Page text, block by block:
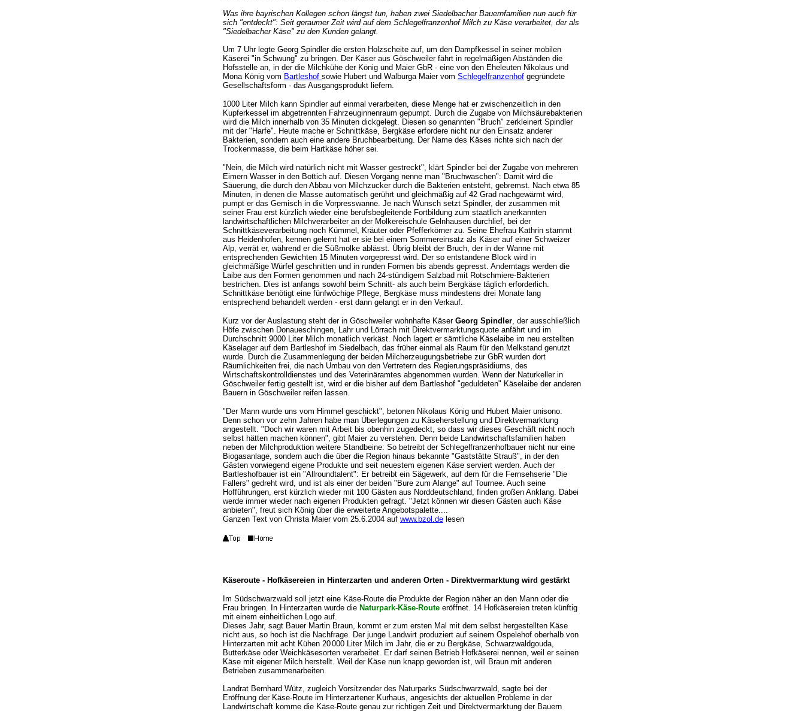
Was ihre bayrischen Kollegen schon längst tun, haben zwei Siedelbacher Bauernfamilien nun auch für
sich "entdeckt": Seit geraumer Zeit wird auf dem Schlegelfranzenhof Milch zu Käse verarbeitet, der als
"Siedelbacher Käse" zu den Kunden gelangt.
Um 7 Uhr legte Georg Spindler die ersten Holzscheite auf, um den Dampfkessel in seiner mobilen
Käserei "in Schwung" zu bringen. Der Käser aus Göschweiler fährt in regelmäßigen Abständen die
Hofsstelle an, in der die Milchkühe der König und Maier GbR - eine von den Eheleuten Nikolaus und
Mona König vom Bartleshof sowie Hubert und Walburga Maier vom Schlegelfranzenhof gegründete
Gesellschaftsform - das Ausgangsprodukt liefern.
1000 Liter Milch kann Spindler auf einmal verarbeiten, diese Menge hat er zwischenzeitlich in den
Kupferkessel im abgetrennten Fahrzeuginnenraum gepumpt. Durch die Zugabe von Milchsäurebakterien
wird die Milch innerhalb von 35 Minuten dickgelegt. Diesen so genannten "Bruch" zerkleinert Spindler
mit der "Harfe". Heute mache er Schnittkäse, Bergkäse erfordere nicht nur den Einsatz anderer
Bakterien, sondern auch eine andere Bruchbearbeitung. Der Name des Käses richte sich nach der
Trockenmasse, die beim Hartkäse höher sei.
"Nein, die Milch wird natürlich nicht mit Wasser gestreckt", klärt Spindler bei der Zugabe von mehreren
Eimern Wasser in den Bottich auf. Diesen Vorgang nenne man "Bruchwaschen": Damit wird die
Säuerung, die durch den Abbau von Milchzucker durch die Bakterien entsteht, gebremst. Nach etwa 85
Minuten, in denen die Masse automatisch gerührt und gleichmäßig auf 42 Grad nachgewärmt wird,
pumpt er das Gemisch in die Vorpresswanne. Je nach Wunsch setzt Spindler, der zusammen mit
seiner Frau erst kürzlich wieder eine berufsbegleitende Fortbildung zum staatlich anerkannten
landwirtschaftlichen Milchverarbeiter an der Molkereischule Gelnhausen durchlief, bei der
Schnittkäseverarbeitung noch Kümmel, Kräuter oder Pfefferkörner zu. Seine Ehefrau Kathrin stammt
aus Heidenhofen, kennen gelernt hat er sie bei einem Sommereinsatz als Käser auf einer Schweizer
Alp, verrät er, während er die Süßmolke ablässt. Übrig bleibt der Bruch, der in der Wanne mit
entsprechenden Gewichten 15 Minuten vorgepresst wird. Der so entstandene Block wird in
gleichmäßige Würfel geschnitten und in runden Formen bis abends gepresst. Anderntags werden die
Laibe aus den Formen genommen und nach 24-stündigem Salzbad mit Rotschmiere-Bakterien
bestrichen. Dies ist anfangs sowohl beim Schnitt- als auch beim Bergkäse täglich erforderlich.
Schnittkäse benötigt eine fünfwöchige Pflege, Bergkäse muss mindestens drei Monate lang
entsprechend behandelt werden - erst dann gelangt er in den Verkauf.
Kurz vor der Auslastung steht der in Göschweiler wohnhafte Käser Georg Spindler, der ausschließlich
Höfe zwischen Donaueschingen, Lahr und Lörrach mit Direktvermarktungsquote anfährt und im
Durchschnitt 9000 Liter Milch monatlich verkäst. Noch lagert er sämtliche Käselaibe im neu erstellten
Käselager auf dem Bartleshof im Siedelbach, das früher einmal als Raum für den Melkstand genutzt
wurde. Durch die Zusammenlegung der beiden Milcherzeugungsbetriebe zur GbR wurden dort
Räumlichkeiten frei, die nach Umbau von den Vertretern des Regierungspräsidiums, des
Wirtschaftskontrolldienstes und des Veterinäramtes abgenommen wurden. Wenn der Naturkeller in
Göschweiler fertig gestellt ist, wird er die bisher auf dem Bartleshof "geduldeten" Käselaibe der anderen
Bauern in Göschweiler reifen lassen.
"Der Mann wurde uns vom Himmel geschickt", betonen Nikolaus König und Hubert Maier unisono.
Denn schon vor zehn Jahren habe man Überlegungen zu Käseherstellung und Direktvermarktung
angestellt. "Doch wir waren mit Arbeit bis obenhin zugedeckt, so dass wir dieses Geschäft nicht noch
selbst hätten machen können", gibt Maier zu verstehen. Denn beide Landwirtschaftsfamilien haben
neben der Milchproduktion weitere Standbeine: So betreibt der Schlegelfranzenhofbauer nicht nur eine
Biogasanlage, sondern auch die über die Region hinaus bekannte "Gaststätte Strauß", in der den
Gästen vorwiegend eigene Produkte und seit neuestem eigenen Käse serviert werden. Auch der
Bartleshofbauer ist ein "Allroundtalent": Er betreibt ein Sägewerk, auf dem für die Fernsehserie "Die
Fallers" gedreht wird, und ist als einer der beiden "Bure zum Alange" auf Tournee. Auch seine
Hofführungen, erst kürzlich wieder mit 100 Gästen aus Norddeutschland, finden großen Anklang. Dabei
werde immer wieder nach eigenen Produkten gefragt. "Jetzt können wir diesen Gästen auch Käse
anbieten", freut sich König über die erweiterte Angebotspalette....
Ganzen Text von Christa Maier vom 25.6.2004 auf www.bzol.de lesen
Käseroute - Hofkäsereien in Hinterzarten und anderen Orten - Direktvermarktung wird gestärkt
Im Südschwarzwald soll jetzt eine Käse-Route die Produkte der Region näher an den Mann oder die
Frau bringen. In Hinterzarten wurde die Naturpark-Käse-Route eröffnet. 14 Hofkäsereien treten künftig
mit einem einheitlichen Logo auf.
Dieses Jahr, sagt Bauer Martin Braun, kommt er zum ersten Mal mit dem selbst hergestellten Käse
nicht aus, so hoch ist die Nachfrage. Der junge Landwirt produziert auf seinem Ospelehof oberhalb von
Hinterzarten mit acht Kühen 20000 Liter Milch im Jahr, die er zu Bergkäse, Schwarzwaldgouda,
Butterkäse oder Weichkäsesorten verarbeitet. Er darf seinen Betrieb Hofkäserei nennen, weil er seinen
Käse mit eigener Milch herstellt. Weil der Käse nun knapp geworden ist, will Braun mit anderen
Betrieben zusammenarbeiten.
Landrat Bernhard Wütz, zugleich Vorsitzender des Naturparks Südschwarzwald, sagte bei der
Eröffnung der Käse-Route im Hinterzartener Kurhaus, angesichts der aktuellen Probleme in der
Landwirtschaft komme die Käse-Route genau zur richtigen Zeit und Direktvermarktung der Bauern